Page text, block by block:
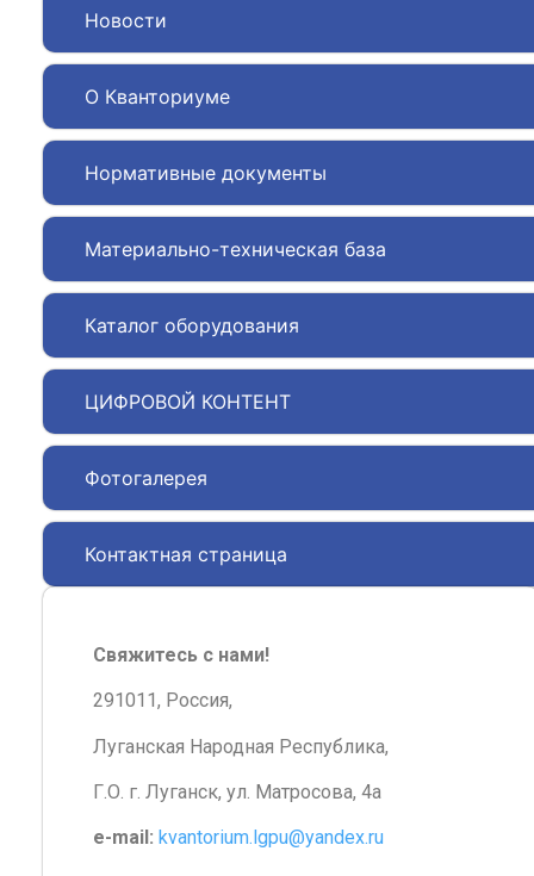
Новости
О Кванториуме
Нормативные документы
Материально-техническая база
Каталог оборудования
ЦИФРОВОЙ КОНТЕНТ
Фотогалерея
Контактная страница
Свяжитесь с нами!
291011, Россия,
Луганская Народная Республика,
Г.О. г. Луганск, ул. Матросова, 4а
e-mail: kvantorium.lgpu@yandex.ru